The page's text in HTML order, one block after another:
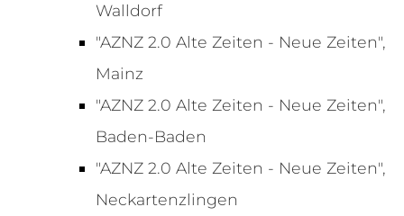
Walldorf
"AZNZ 2.0 Alte Zeiten - Neue Zeiten",
Mainz
"AZNZ 2.0 Alte Zeiten - Neue Zeiten",
Baden-Baden
"AZNZ 2.0 Alte Zeiten - Neue Zeiten",
Neckartenzlingen